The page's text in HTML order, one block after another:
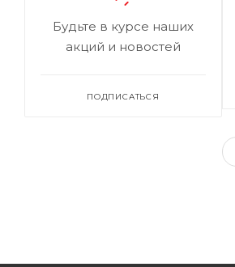
Будьте в курсе наших
акций и новостей
ПОДПИСАТЬСЯ